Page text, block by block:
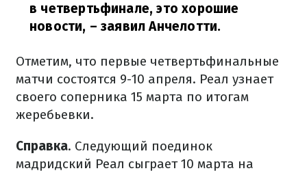
в четвертьфинале, это хорошие
новости, – заявил Анчелотти.
Отметим, что первые четвертьфинальные
матчи состоятся 9-10 апреля. Реал узнает
своего соперника 15 марта по итогам
жеребьевки.
Справка. Следующий поединок
мадридский Реал сыграет 10 марта на